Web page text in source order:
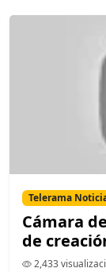
Telerama
Cámara
de
2,433